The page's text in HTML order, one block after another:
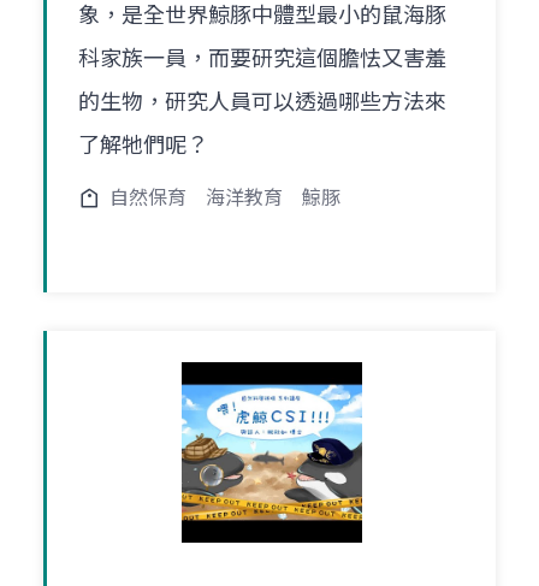
象，是全世界鯨豚中體型最小的鼠海豚
科家族一員，而要研究這個膽怯又害羞
的生物，研究人員可以透過哪些方法來
了解牠們呢？
自然保育 海洋教育 鯨豚